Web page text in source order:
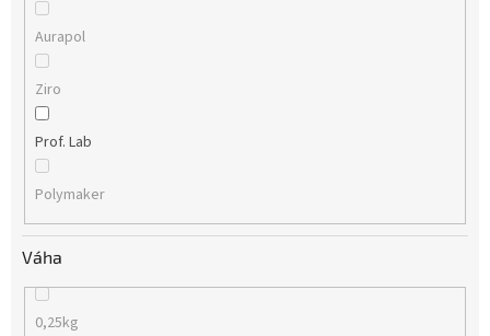
Aurapol
Ziro
Prof. Lab
Polymaker
Váha
0,25kg